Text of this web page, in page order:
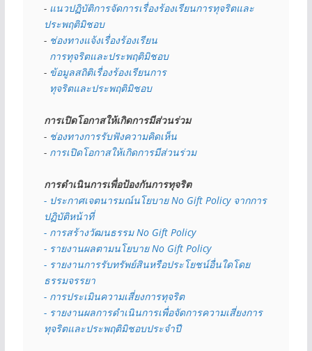
- แนวปฏิบัติการจัดการเรื่องร้องเรียนการทุจริตและ
ประพฤติมิชอบ
- ช่องทางแจ้งเรื่องร้องเรียน
  การทุจริตและประพฤติมิชอบ
- ข้อมูลสถิติเรื่องร้องเรียนการ
  ทุจริตและประพฤติมิชอบ
การเปิดโอกาสให้เกิดการมีส่วนร่วม
- ช่องทางการรับฟังความคิดเห็น
- การเปิดโอกาสให้เกิดการมีส่วนร่วม
การดำเนินการเพื่อป้องกันการทุจริต
- ประกาศเจตนารมณ์นโยบาย No Gift Policy จากการ
ปฏิบัติหน้าที่
- การสร้างวัฒนธรรม No Gift Policy
- รายงานผลตามนโยบาย No Gift Policy
- รายงานการรับทรัพย์สินหรือประโยชน์อื่นใดโดย
ธรรมจรรยา
- การประเมินความเสี่ยงการทุจริต
- รายงานผลการดำเนินการเพื่อจัดการความเสี่ยงการ
ทุจริตและประพฤติมิชอบประจำปี